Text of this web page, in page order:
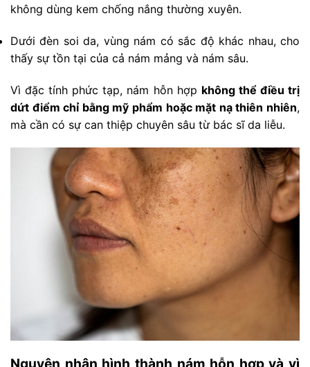
không dùng kem chống nắng thường xuyên.
Dưới đèn soi da, vùng nám có sắc độ khác nhau, cho
thấy sự tồn tại của cả nám mảng và nám sâu.
Vì đặc tính phức tạp, nám hỗn hợp không thể điều trị
dứt điểm chỉ bằng mỹ phẩm hoặc mặt nạ thiên nhiên,
mà cần có sự can thiệp chuyên sâu từ bác sĩ da liễu.
Nguyên nhân hình thành nám hỗn hợp và vì